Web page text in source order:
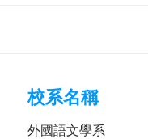
校系名稱
外國語文學系